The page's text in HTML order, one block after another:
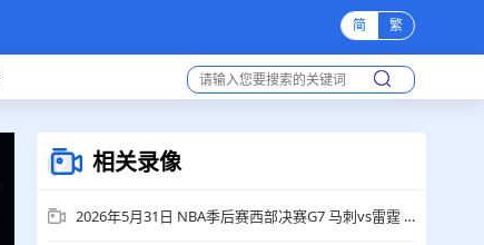
简 繁
相关录像
2026年5月31日 NBA季后赛西部决赛G7 马刺vs雷霆 全场集锦